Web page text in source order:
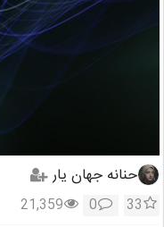
حنانه جهان یار
33
0
21,359